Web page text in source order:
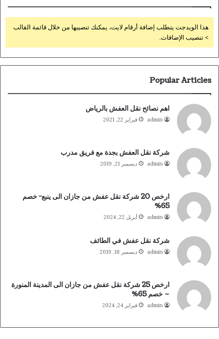
هذا الويدجت يتطلب إضافة أرقام لايت، يمكنك تنصيبها من خلال قائمة القالب
> تنصيب الإضافات.
Popular Articles
اهم نصائح نقل العفش بالرياض
admin فبراير 22, 2021
شركة نقل العفش بجدة مع فريق مدرب
admin ديسمبر 21, 2019
ارخص 20 شركة نقل عفش من جازان الى ينبع- خصم
65%
admin أبريل 22, 2024
شركة نقل عفش في الطائف
admin ديسمبر 18, 2019
ارخص 25 شركة نقل عفش من جازان الى المدينة المنورة
– خصم 65%
admin فبراير 24, 2024